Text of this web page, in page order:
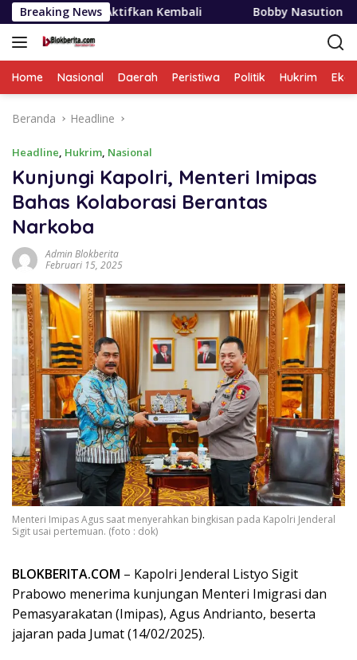
Langsung
ke
konten
Breaking News
Aktifkan Kembali Bobby Nasution Siapkan Beasiswa
Home Nasional Daerah Peristiwa Politik Hukrim
Beranda Headline
Headline, Hukrim, Nasional
Kunjungi Kapolri, Menteri Imipas
Bahas Kolaborasi Berantas
Narkoba
Admin Blokberita
Februari 15, 2025
Menteri Imipas Agus saat menyerahkan bingkisan pada Kapolri Jenderal
Sigit usai pertemuan. (foto : dok)
BLOKBERITA.COM – Kapolri Jenderal Listyo Sigit
Prabowo menerima kunjungan Menteri Imigrasi dan
Pemasyarakatan (Imipas), Agus Andrianto, beserta
jajaran pada Jumat (14/02/2025).